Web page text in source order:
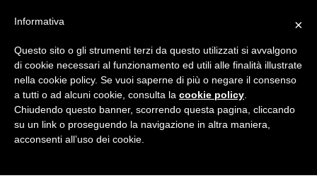
Arte
Gerhard Richter e la sua
Betty
LORENA NASI
×
Informativa
Questo sito o gli strumenti terzi da questo utilizzati si avvalgono
di cookie necessari al funzionamento ed utili alle finalità illustrate
nella cookie policy. Se vuoi saperne di più o negare il consenso
a tutti o ad alcuni cookie, consulta la cookie policy
Chiudendo questo banner, scorrendo questa pagina, cliccando
su un link o proseguendo la navigazione in altra maniera,
acconsenti all’uso dei cookie.